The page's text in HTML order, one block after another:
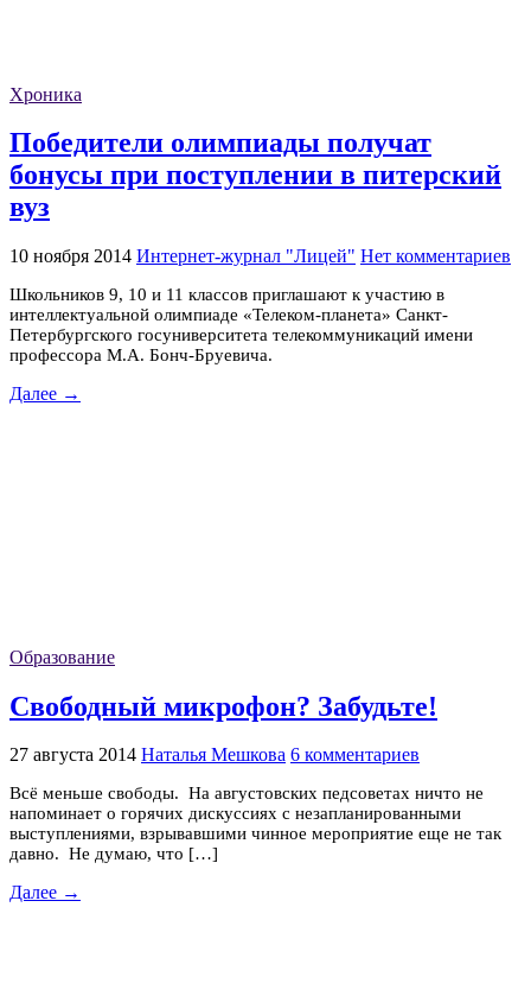
Хроника
Победители олимпиады получат
бонусы при поступлении в питерский
вуз
10 ноября 2014 Интернет-журнал "Лицей" Нет комментариев
Школьников 9, 10 и 11 классов приглашают к участию в
интеллектуальной олимпиаде «Телеком-планета» Санкт-
Петербургского госуниверситета телекоммуникаций имени
профессора М.А. Бонч-Бруевича.
Далее →
Образование
Свободный микрофон? Забудьте!
27 августа 2014 Наталья Мешкова 6 комментариев
Всё меньше свободы. На августовских педсоветах ничто не
напоминает о горячих дискуссиях с незапланированными
выступлениями, взрывавшими чинное мероприятие еще не так
давно. Не думаю, что […]
Далее →